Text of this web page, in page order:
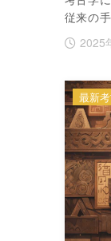
従来の
2025
最新